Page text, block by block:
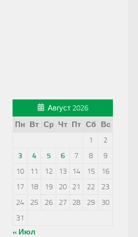
Август 2026
Пн
Вт Ср Чт Пт Сб
Вс
1
2
3
4 5 6 7 8
9
10
11 12 13 14 15
16
17
18 19 20 21 22
23
24
25 26 27 28 29
30
31
« Июл